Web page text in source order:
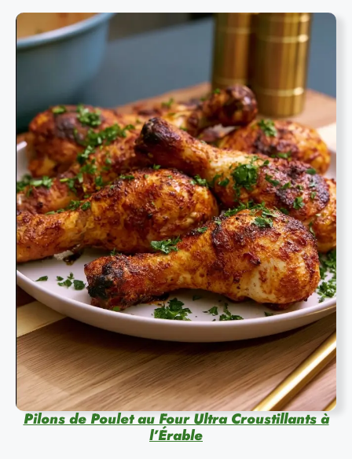
Pilons de Poulet au Four Ultra Croustillants à
l’Érable